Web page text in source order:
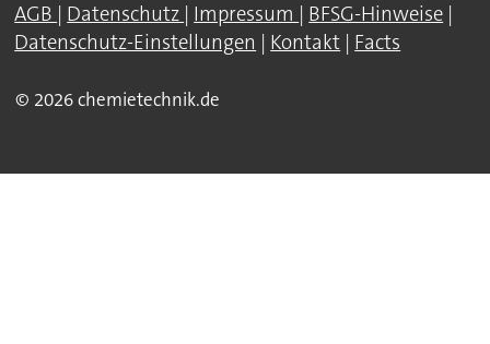
AGB Datenschutz Impressum BFSG-Hinweise
Datenschutz-Einstellungen
Kontakt Facts
© 2026 chemietechnik.de